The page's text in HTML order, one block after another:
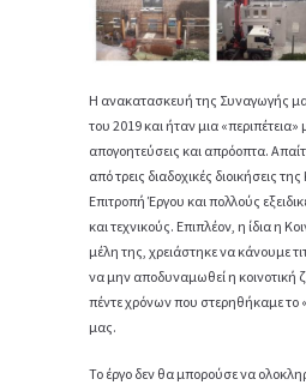
Η ανακατασκευή της Συναγωγής
του 2019 και ήταν μια «περιπέτεια»
απογοητεύσεις και απρόοπτα.
από τρεις διαδοχικές διοικήσεις
Επιτροπή Έργου και πολλούς
και τεχνικούς. Επιπλέον, η ίδια η
μέλη της, χρειάστηκε να κάνουμε
να μην αποδυναμωθεί η κοινοτική
πέντε χρόνων που στερηθήκαμε το
μας.
Το έργο δεν θα μπορούσε να